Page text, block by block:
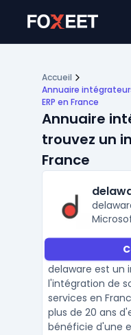
Accueil
Annuaire
ERP en France
Annuaire
trouvez un
France
delaware est un
l'intégration de
services en
plus de 20 ans
bénéficie d'une